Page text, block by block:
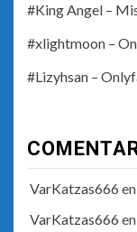
#King Angel –
#xlightmoon –
#Lizyhsan –
VarKatzas666 en
VarKatzas666 en